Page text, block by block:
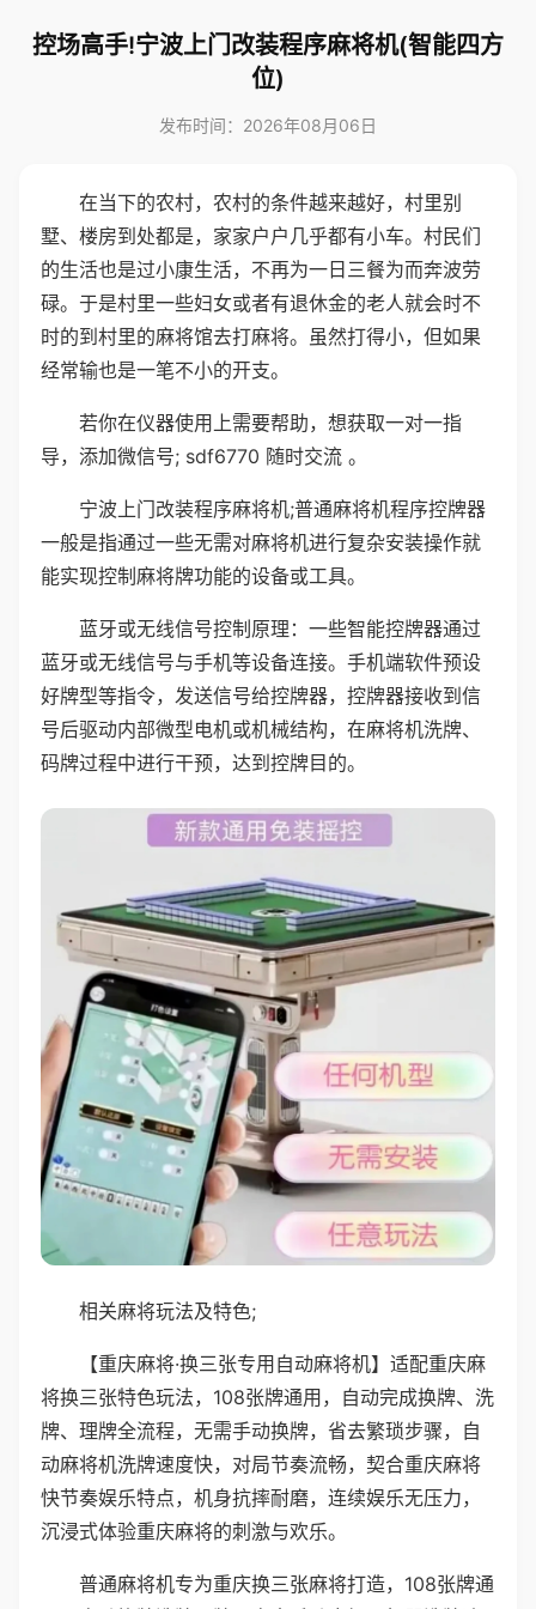
控场高手!宁波上门改装程序麻将机(智能四方
位)
发布时间：2026年08月06日
在当下的农村，农村的条件越来越好，村里别
墅、楼房到处都是，家家户户几乎都有小车。村民们
的生活也是过小康生活，不再为一日三餐为而奔波劳
碌。于是村里一些妇女或者有退休金的老人就会时不
时的到村里的麻将馆去打麻将。虽然打得小，但如果
经常输也是一笔不小的开支。
若你在仪器使用上需要帮助，想获取一对一指
导，添加微信号; sdf6770 随时交流 。
宁波上门改装程序麻将机;普通麻将机程序控牌器
一般是指通过一些无需对麻将机进行复杂安装操作就
能实现控制麻将牌功能的设备或工具。
蓝牙或无线信号控制原理：一些智能控牌器通过
蓝牙或无线信号与手机等设备连接。手机端软件预设
好牌型等指令，发送信号给控牌器，控牌器接收到信
号后驱动内部微型电机或机械结构，在麻将机洗牌、
码牌过程中进行干预，达到控牌目的。
相关麻将玩法及特色;
【重庆麻将·换三张专用自动麻将机】适配重庆麻
将换三张特色玩法，108张牌通用，自动完成换牌、洗
牌、理牌全流程，无需手动换牌，省去繁琐步骤，自
动麻将机洗牌速度快，对局节奏流畅，契合重庆麻将
快节奏娱乐特点，机身抗摔耐磨，连续娱乐无压力，
沉浸式体验重庆麻将的刺激与欢乐。
普通麻将机专为重庆换三张麻将打造，108张牌通